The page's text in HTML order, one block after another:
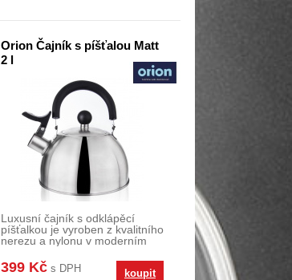
Orion Čajník s píšťalou Matt
2 l
Luxusní čajník s odklápěcí
píšťalkou je vyroben z kvalitního
nerezu a nylonu v moderním
399 Kč s DPH koupit